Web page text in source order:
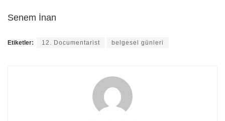
Senem İnan
Etiketler: 12. Documentarist belgesel günleri